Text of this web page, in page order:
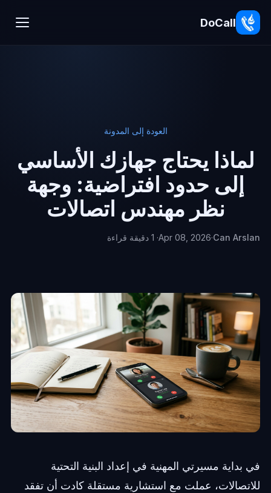
DoCall
العودة إلى المدونة
لماذا يحتاج جهازك الأساسي
إلى حدود افتراضية: وجهة
نظر مهندس اتصالات
Can Arslan
·
Apr 08, 2026· 1 دقيقة قراءة
في بداية مسيرتي المهنية في إعداد البنية التحتية
للاتصالات، عملت مع استشارية مستقلة كادت أن تفقد